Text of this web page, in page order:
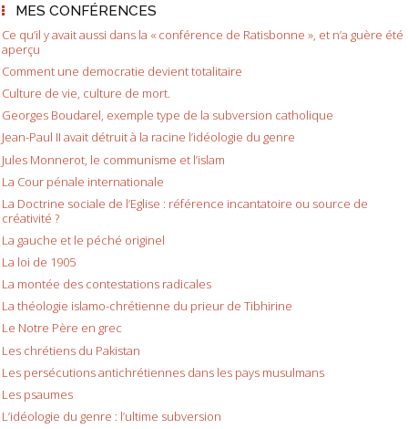
MES CONFÉRENCES
Ce qu’il y avait aussi dans la « conférence de Ratisbonne », et n’a guère été
aperçu
Comment une democratie devient totalitaire
Culture de vie, culture de mort.
Georges Boudarel, exemple type de la subversion catholique
Jean-Paul II avait détruit à la racine l’idéologie du genre
Jules Monnerot, le communisme et l’islam
La Cour pénale internationale
La Doctrine sociale de l’Eglise : référence incantatoire ou source de
créativité ?
La gauche et le péché originel
La loi de 1905
La montée des contestations radicales
La théologie islamo-chrétienne du prieur de Tibhirine
Le Notre Père en grec
Les chrétiens du Pakistan
Les persécutions antichrétiennes dans les pays musulmans
Les psaumes
L’idéologie du genre : l’ultime subversion